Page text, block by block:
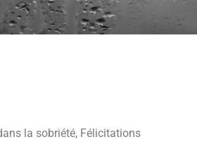
la sobriété, Félicitations